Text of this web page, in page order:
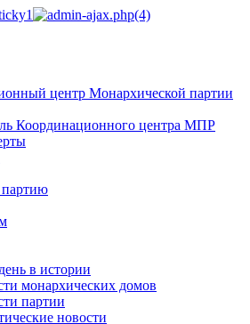
центр Монархической партии
Координационного центра МПР
партию
в истории
монархических домов
партии
новости